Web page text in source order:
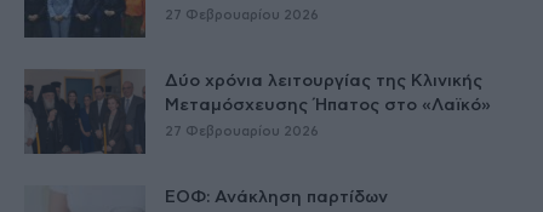
27 Φεβρουαρίου 2026
Δύο χρόνια λειτουργίας της Κλινικής
Μεταμόσχευσης Ήπατος στο «Λαϊκό»
27 Φεβρουαρίου 2026
ΕΟΦ: Ανάκληση παρτίδων